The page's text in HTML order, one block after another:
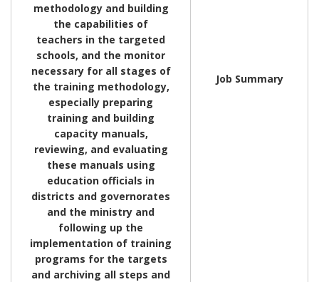
methodology and building
the capabilities of
teachers in the targeted
schools, and the monitor
necessary for all stages of
the training methodology,
especially preparing
training and building
capacity manuals,
reviewing, and evaluating
these manuals using
education officials in
districts and governorates
and the ministry and
following up the
implementation of training
programs for the targets
and archiving all steps and
Job Summary